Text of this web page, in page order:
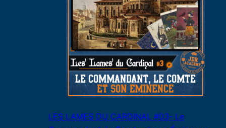
LES LAMES DU CARDINAL #03- Le